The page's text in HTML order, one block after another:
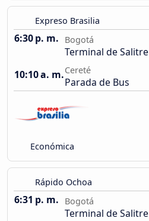
Expreso Brasilia
6:30 p. m. Bogotá
Terminal de Salitre
10:10 a. m.Cereté
Parada de Bus
Económica
Rápido Ochoa
6:31 p. m. Bogotá
Terminal de Salitre